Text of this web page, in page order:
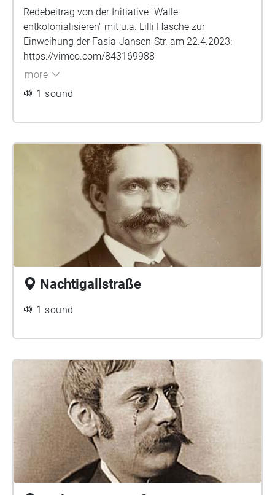
Redebeitrag von der Initiative "Walle
entkolonialisieren" mit u.a. Lilli Hasche zur
Einweihung der Fasia-Jansen-Str. am 22.4.2023:
https://vimeo.com/843169988
more
1 sound
Nachtigallstraße
1 sound